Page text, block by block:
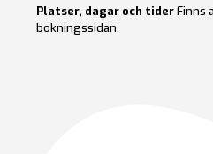
Platser, dagar och tiderFinns
bokningssidan.